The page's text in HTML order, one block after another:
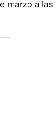
marzo a las